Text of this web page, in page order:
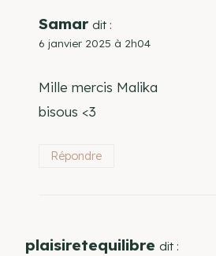
Samar dit :
6 janvier 2025 à 2h04
Mille mercis Malika
bisous <3
Répondre
plaisiretequilibre dit :